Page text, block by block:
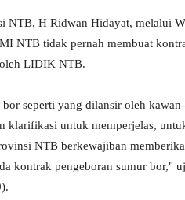
NTB, H Ridwan Hidayat, melalui
NTB tidak pernah membuat
oleh LIDIK NTB.
seperti yang dilansir oleh
klarifikasi untuk memperjelas,
NTB berkewajiban
kontrak pengeboran sumur bor,"